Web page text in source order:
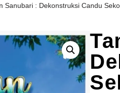
Sanubari : Dekonstruksi Candu